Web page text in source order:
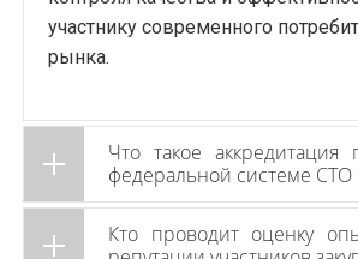
участнику современного
рынка.
Что такое аккредитация
федеральной системе
Кто проводит оценку